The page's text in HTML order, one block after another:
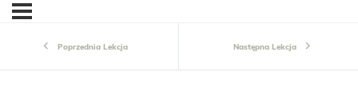
Poprzednia Lekcja Następna Lekcja